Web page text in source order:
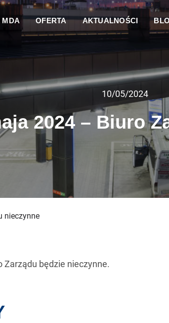
MDA OFERTA AKTUALNOŚCI
10/05/2024
2024 – Biuro
nieczynne
Zarządu będzie nieczynne.